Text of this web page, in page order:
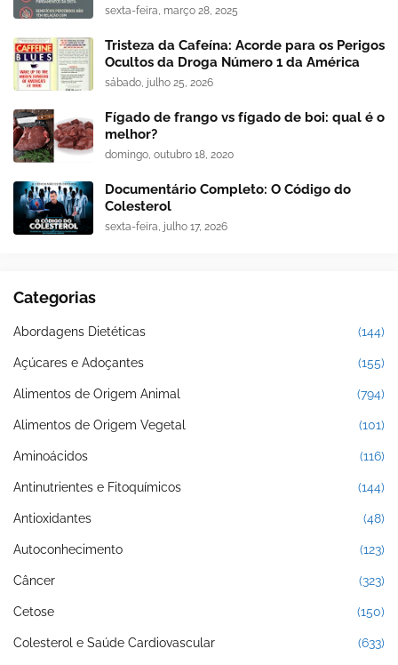
sexta-feira, março 28, 2025
Tristeza da Cafeína: Acorde para os Perigos
Ocultos da Droga Número 1 da América
sábado, julho 25, 2026
Fígado de frango vs fígado de boi: qual é o
melhor?
domingo, outubro 18, 2020
Documentário Completo: O Código do
Colesterol
sexta-feira, julho 17, 2026
Categorias
Abordagens Dietéticas (144)
Açúcares e Adoçantes (155)
Alimentos de Origem Animal (794)
Alimentos de Origem Vegetal (101)
Aminoácidos (116)
Antinutrientes e Fitoquímicos (144)
Antioxidantes (48)
Autoconhecimento (123)
Câncer (323)
Cetose (150)
Colesterol e Saúde Cardiovascular (633)